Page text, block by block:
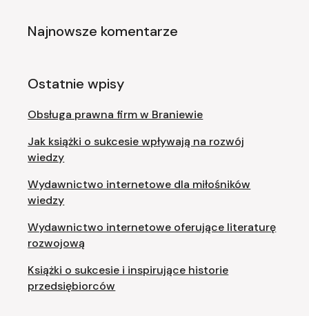
Najnowsze komentarze
Ostatnie wpisy
Obsługa prawna firm w Braniewie
Jak książki o sukcesie wpływają na rozwój
wiedzy
Wydawnictwo internetowe dla miłośników
wiedzy
Wydawnictwo internetowe oferujące literaturę
rozwojową
Książki o sukcesie i inspirujące historie
przedsiębiorców